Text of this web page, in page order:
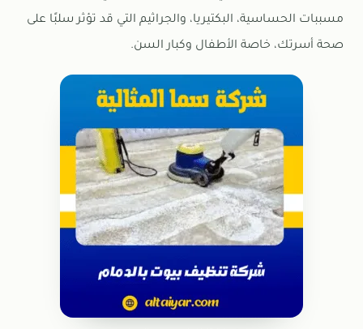
مسببات الحساسية، البكتيريا، والجراثيم التي قد تؤثر سلبًا على
صحة أسرتك، خاصة الأطفال وكبار السن.